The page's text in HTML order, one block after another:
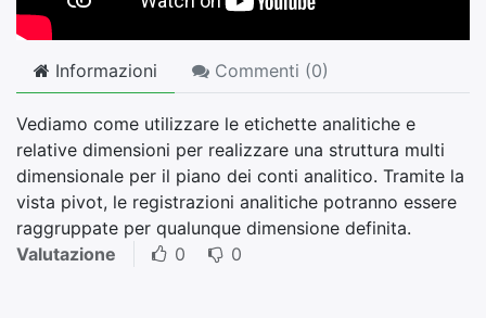
Informazioni Commenti (0)
Vediamo come utilizzare le etichette analitiche e
relative dimensioni per realizzare una struttura multi
dimensionale per il piano dei conti analitico. Tramite la
vista pivot, le registrazioni analitiche potranno essere
raggruppate per qualunque dimensione definita.
Valutazione
0 0